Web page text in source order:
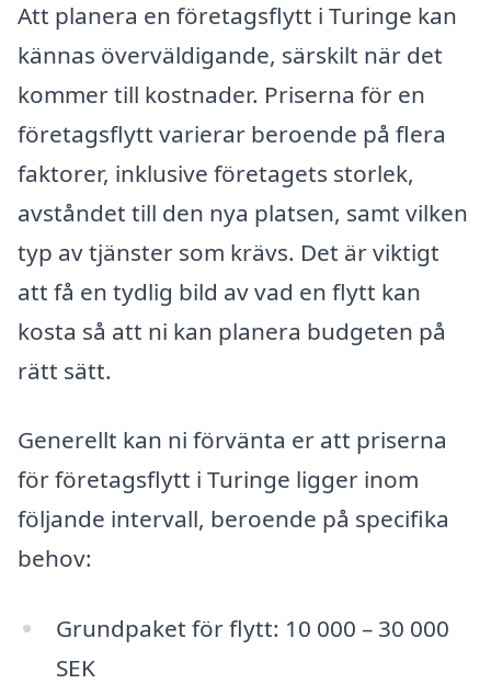
Att planera en företagsflytt i Turinge kan
kännas överväldigande, särskilt när det
kommer till kostnader. Priserna för en
företagsflytt varierar beroende på flera
faktorer, inklusive företagets storlek,
avståndet till den nya platsen, samt vilken
typ av tjänster som krävs. Det är viktigt
att få en tydlig bild av vad en flytt kan
kosta så att ni kan planera budgeten på
rätt sätt.
Generellt kan ni förvänta er att priserna
för företagsflytt i Turinge ligger inom
följande intervall, beroende på specifika
behov:
Grundpaket för flytt: 10 000 – 30 000
SEK